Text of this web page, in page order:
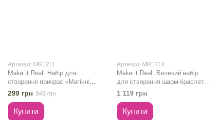
Артикул: MR1211
Make it Real: Набір для
створення прикрас «Магічні
камінці» MR1211
299 грн 349 грн
Купити
Артикул: MR1714
Make it Real: Великий набір
для створення шарм-браслетів
з органайзером «Творча
1 119 грн
Купити